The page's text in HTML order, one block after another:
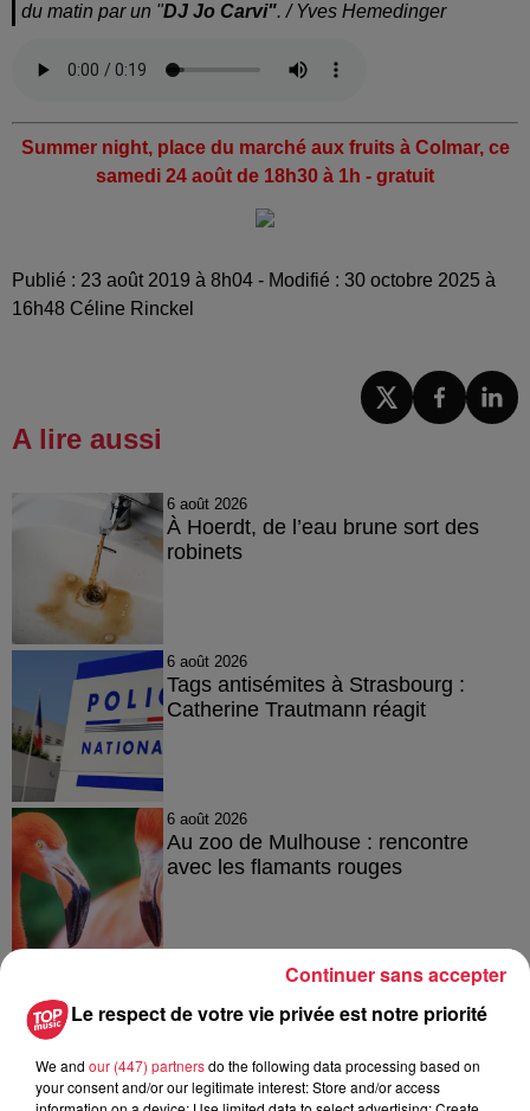
du matin par un "DJ Jo Carvi". / Yves Hemedinger
Summer night, place du marché aux fruits à Colmar, ce
samedi 24 août de 18h30 à 1h - gratuit
Publié : 23 août 2019 à 8h04 - Modifié : 30 octobre 2025 à
16h48 Céline Rinckel
A lire aussi
6 août 2026
À Hoerdt, de l’eau brune sort des
robinets
6 août 2026
Tags antisémites à Strasbourg :
Catherine Trautmann réagit
6 août 2026
Au zoo de Mulhouse : rencontre
avec les flamants rouges
À découvrir également
Le respect de votre vie privée est notre priorité
We and our (447) partnersdo the following data processing based on
your consent and/or our legitimate interest: Store and/or access
Continuer sans accepter